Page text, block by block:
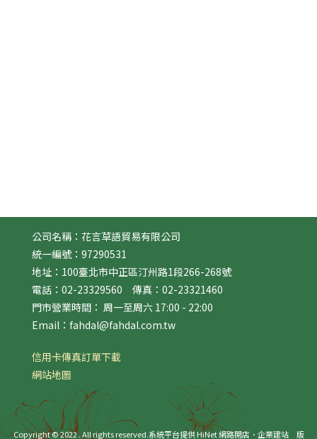
公司名稱：花言草語貿易有限公司
統一編號：97290531
地址：100臺北市中正區汀州路1段266-268號
電話：02-23329560 傳真：02-23321460
門市營業時間： 周一至周六 17:00 - 22:00
Email：fahdal@fahdal.com.tw
信用卡傳真訂單下載
網站地圖
Copyright © 2022 . All rights reserved.系統平台提供 HiNet 網路開店．企業建站版